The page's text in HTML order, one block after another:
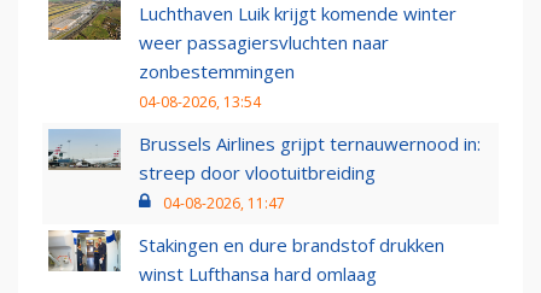
Luchthaven Luik krijgt komende winter
weer passagiersvluchten naar
zonbestemmingen
04-08-2026, 13:54
Brussels Airlines grijpt ternauwernood in:
streep door vlootuitbreiding
04-08-2026, 11:47
Stakingen en dure brandstof drukken
winst Lufthansa hard omlaag